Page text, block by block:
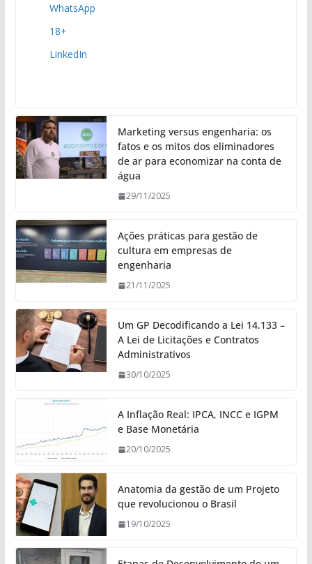
WhatsApp
18+
LinkedIn
Marketing versus engenharia: os
fatos e os mitos dos eliminadores
de ar para economizar na conta de
água
29/11/2025
Ações práticas para gestão de
cultura em empresas de
engenharia
21/11/2025
Um GP Decodificando a Lei 14.133 –
A Lei de Licitações e Contratos
Administrativos
30/10/2025
A Inflação Real: IPCA, INCC e IGPM
e Base Monetária
20/10/2025
Anatomia da gestão de um Projeto
que revolucionou o Brasil
19/10/2025